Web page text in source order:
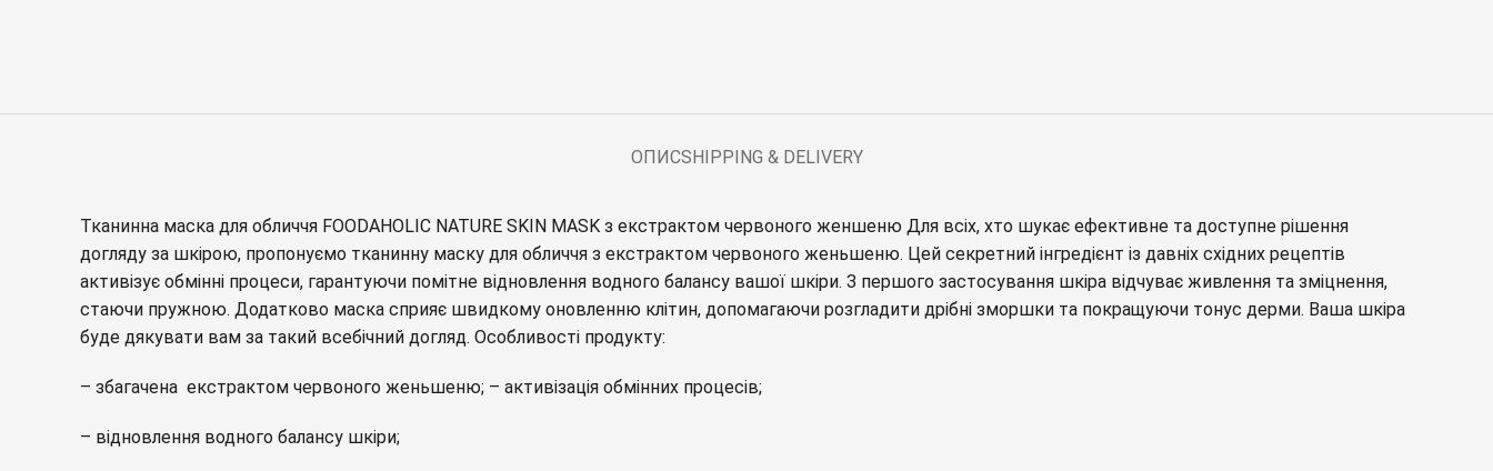
ОПИСSHIPPING & DELIVERY
Тканинна маска для обличчя FOODAHOLIC NATURE SKIN MASK з екстрактом червоного женшеню Для всіх, хто шукає ефективне та доступне рішення
догляду за шкірою, пропонуємо тканинну маску для обличчя з екстрактом червоного женьшеню. Цей секретний інгредієнт із давніх східних рецептів
активізує обмінні процеси, гарантуючи помітне відновлення водного балансу вашої шкіри. З першого застосування шкіра відчуває живлення та зміцнення,
стаючи пружною. Додатково маска сприяє швидкому оновленню клітин, допомагаючи розгладити дрібні зморшки та покращуючи тонус дерми. Ваша шкіра
буде дякувати вам за такий всебічний догляд. Особливості продукту:
– збагачена екстрактом червоного женьшеню; – активізація обмінних процесів;
– відновлення водного балансу шкіри;